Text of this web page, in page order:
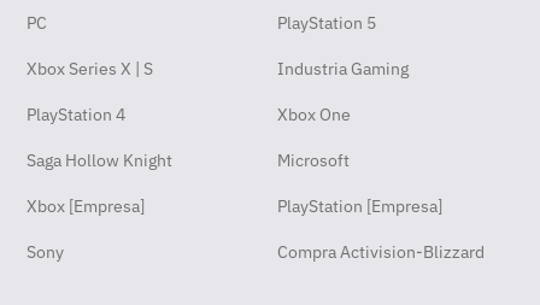
PC PlayStation 5
Xbox Series X | S Industria Gaming
PlayStation 4 Xbox One
Saga Hollow Knight Microsoft
Xbox [Empresa] PlayStation [Empresa]
Sony Compra Activision-Blizzard